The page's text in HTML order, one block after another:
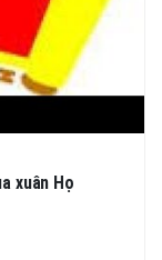
xuân Họ